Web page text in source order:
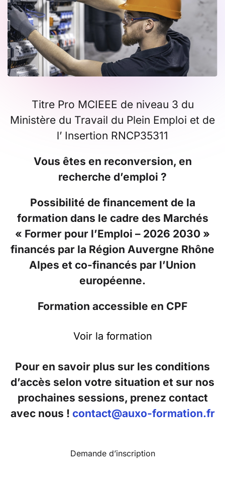
Titre Pro MCIEEE de niveau 3 du
Ministère du Travail du Plein Emploi et de
l’ Insertion RNCP35311
Vous êtes en reconversion, en
recherche d’emploi ?
Possibilité de financement de la
formation dans le cadre des Marchés
« Former pour l’Emploi – 2026 2030 »
financés par la Région Auvergne Rhône
Alpes et co-financés par l’Union
européenne.
Formation accessible en CPF
Voir la formation
Pour en savoir plus sur les conditions
d’accès selon votre situation et sur nos
prochaines sessions, prenez contact
avec nous ! contact@auxo-formation.fr
Demande d’inscription